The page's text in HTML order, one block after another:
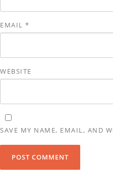
EMAIL *
WEBSITE
SAVE MY NAME, EMAIL, AND